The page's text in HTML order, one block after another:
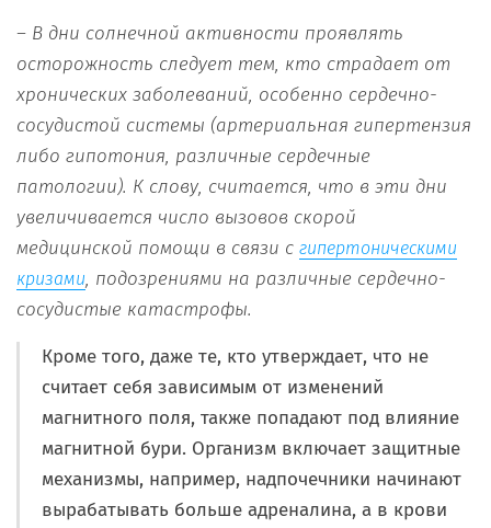
– В дни солнечной активности проявлять
осторожность следует тем, кто страдает от
хронических заболеваний, особенно сердечно-
сосудистой системы (артериальная гипертензия
либо гипотония, различные сердечные
патологии). К слову, считается, что в эти дни
увеличивается число вызовов скорой
медицинской помощи в связи с гипертоническими
кризами, подозрениями на различные сердечно-
сосудистые катастрофы.
Кроме того, даже те, кто утверждает, что не
считает себя зависимым от изменений
магнитного поля, также попадают под влияние
магнитной бури. Организм включает защитные
механизмы, например, надпочечники начинают
вырабатывать больше адреналина, а в крови